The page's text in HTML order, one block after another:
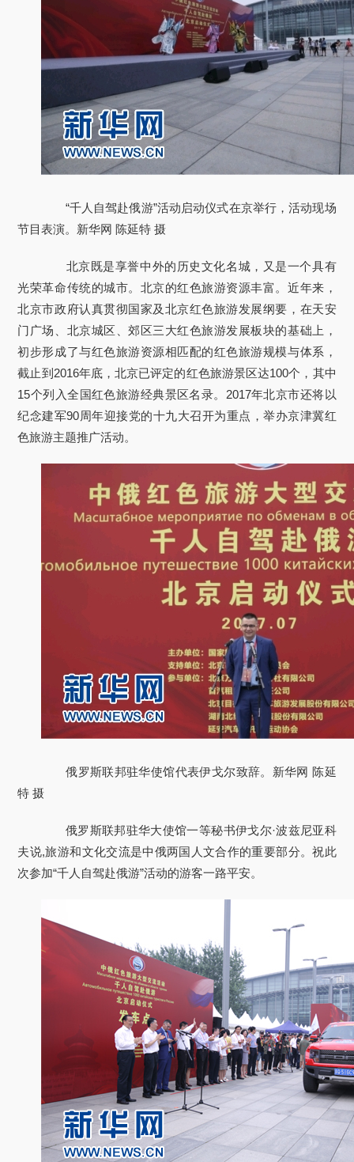
“千人自驾赴俄游”活动启动仪式在京举行，活动现场
节目表演。新华网 陈延特 摄
北京既是享誉中外的历史文化名城，又是一个具有
光荣革命传统的城市。北京的红色旅游资源丰富。近年来，
北京市政府认真贯彻国家及北京红色旅游发展纲要，在天安
门广场、北京城区、郊区三大红色旅游发展板块的基础上，
初步形成了与红色旅游资源相匹配的红色旅游规模与体系，
截止到2016年底，北京已评定的红色旅游景区达100个，其中
15个列入全国红色旅游经典景区名录。2017年北京市还将以
纪念建军90周年迎接党的十九大召开为重点，举办京津冀红
色旅游主题推广活动。
俄罗斯联邦驻华使馆代表伊戈尔致辞。新华网 陈延
特 摄
俄罗斯联邦驻华大使馆一等秘书伊戈尔·波兹尼亚科
夫说,旅游和文化交流是中俄两国人文合作的重要部分。祝此
次参加“千人自驾赴俄游”活动的游客一路平安。